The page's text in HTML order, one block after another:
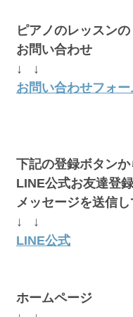
ピアノのレッスンの
お問い合わせ
↓   ↓
お問い合わせフォー
下記の登録ボタンか
LINE公式お友達登録
メッセージを送信し
↓   ↓
LINE公式
ホームページ